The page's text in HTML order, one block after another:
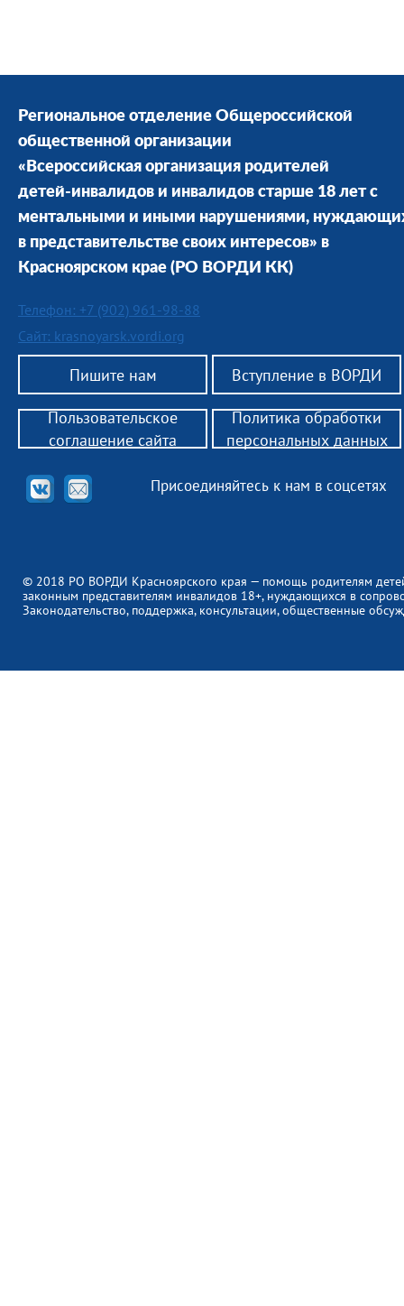
Региональное отделение Общероссийской
общественной организации
«Всероссийская организация родителей
детей-инвалидов и инвалидов старше 18 лет с
ментальными и иными нарушениями,
в представительстве своих интересов» в
Красноярском крае (РО ВОРДИ КК)
Телефон: +7 (902) 961-98-88
Сайт: krasnoyarsk.vordi.org
Пишите нам Вступление в ВОРДИ
© 2018 РО ВОРДИ Красноярского края — помощь родителям
законным представителям инвалидов 18+, нуждающихся в
Законодательство, поддержка, консультации, общественные
Присоединяйтесь к нам в соцсетях
Пользовательское
соглашение сайта
Политика обработки
персональных данных